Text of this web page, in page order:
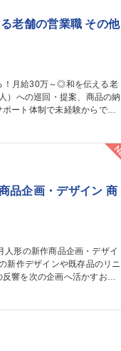
老舗の営業職 その他
ート体制で未経験からでも
かせます！※建物の改変に伴
品企画・デザイン 商
響を次の企画へ活かすお仕
職種 【残業1